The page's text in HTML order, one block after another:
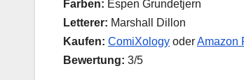
Farben: Espen Grundetjern
Letterer: Marshall Dillon
Kaufen: ComiXology oderAmazon
Bewertung: 3/5